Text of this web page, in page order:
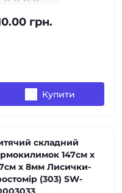
грн.
Купити
складний
147см х
х 8мм Лисички-
(303) SW-